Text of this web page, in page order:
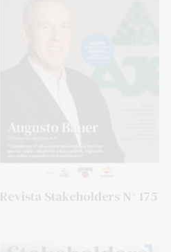
Revista Stakeholders N° 175